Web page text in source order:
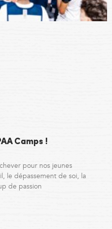
Camps !
pour nos jeunes
le dépassement de soi, la
de passion